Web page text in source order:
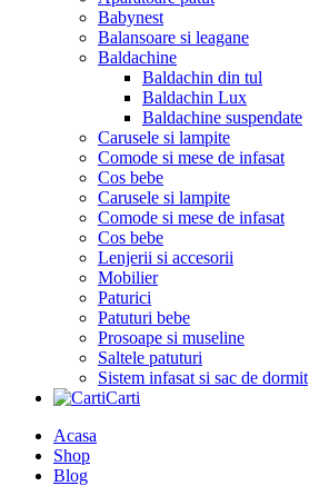
Babynest
Balansoare si leagane
Baldachine
Baldachin din tul
Baldachin Lux
Baldachine suspendate
Carusele si lampite
Comode si mese de infasat
Cos bebe
Carusele si lampite
Comode si mese de infasat
Cos bebe
Lenjerii si accesorii
Mobilier
Paturici
Patuturi bebe
Prosoape si museline
Saltele patuturi
Sistem infasat si sac de dormit
Carti
Acasa
Shop
Blog